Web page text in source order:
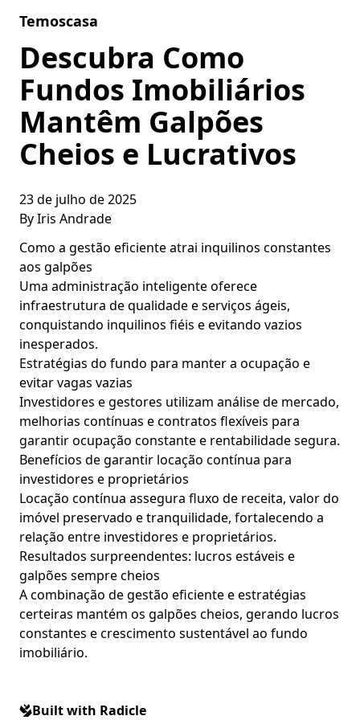
Temoscasa
Descubra Como
Fundos Imobiliários
Mantêm Galpões
Cheios e Lucrativos
23 de julho de 2025
ByIris Andrade
Como a gestão eficiente atrai inquilinos constantes
aos galpões
Uma administração inteligente oferece
infraestrutura de qualidade e serviços ágeis,
conquistando inquilinos fiéis e evitando vazios
inesperados.
Estratégias do fundo para manter a ocupação e
evitar vagas vazias
Investidores e gestores utilizam análise de mercado,
melhorias contínuas e contratos flexíveis para
garantir ocupação constante e rentabilidade segura.
Benefícios de garantir locação contínua para
investidores e proprietários
Locação contínua assegura fluxo de receita, valor do
imóvel preservado e tranquilidade, fortalecendo a
relação entre investidores e proprietários.
Resultados surpreendentes: lucros estáveis e
galpões sempre cheios
A combinação de gestão eficiente e estratégias
certeiras mantém os galpões cheios, gerando lucros
constantes e crescimento sustentável ao fundo
imobiliário.
Built with Radicle